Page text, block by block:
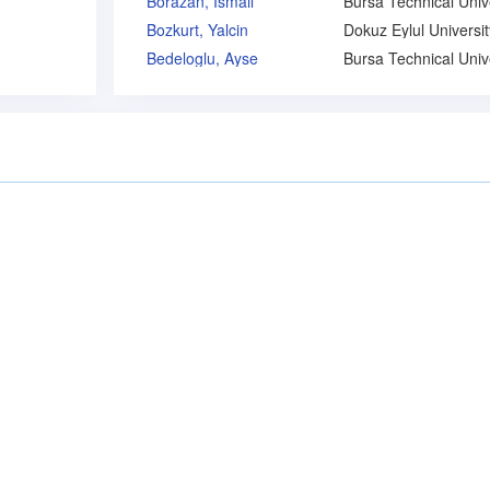
Bozkurt, Yalcin
Dokuz Eylul
Bedeloglu, Ayse